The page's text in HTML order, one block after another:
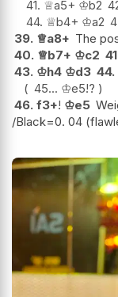
41. ♕a5+ ♔b2
44. ♕b4+ ♔a2
39. ♕a8+ The
40. ♕b7+ ♔c2
43. ♔h4 ♔d3 44.
45... ♔e5!?
46. f3+! ♔e5
/Black=0. 04